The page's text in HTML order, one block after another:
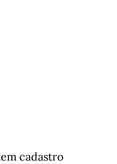
cadastro